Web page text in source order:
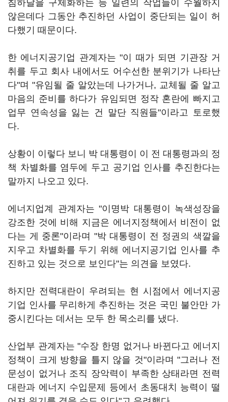
침하달을 구체화하는 등 일련의 작업들이 수월하지
않은데다 그동안 추진하던 사업이 중단되는 일이 허
다했기 때문이다.
한 에너지공기업 관계자는 "이 때가 되면 기관장 거
취를 두고 회사 내에서도 어수선한 분위기가 나타난
다"며 "유임될 줄 알았는데 나가거나, 교체될 줄 알고
마음의 준비를 하다가 유임되면 정작 혼란에 빠지고
업무 연속성을 잃는 건 말단 직원들"이라고 토로했
다.
상황이 이렇다 보니 박 대통령이 이 전 대통령과의 정
책 차별화를 염두에 두고 공기업 인사를 추진한다는
말까지 나오고 있다.
에너지업계 관계자는 "이명박 대통령이 녹색성장을
강조한 것에 비해 지금은 에너지정책에서 비전이 없
다는 게 중론"이라며 "박 대통령이 전 정권의 색깔을
지우고 차별화를 두기 위해 에너지공기업 인사를 추
진하고 있는 것으로 보인다"는 의견을 보였다.
하지만 전력대란이 우려되는 현 시점에서 에너지공
기업 인사를 무리하게 추진하는 것은 국민 불안만 가
중시킨다는 데서는 모두 한 목소리를 냈다.
산업부 관계자는 "수장 한명 없거나 바뀐다고 에너지
정책이 크게 방향을 틀지 않을 것"이라며 "그러나 전
문성이 없거나 조직 장악력이 부족한 상태라면 전력
대란과 에너지 수입문제 등에서 초동대치 능력이 떨